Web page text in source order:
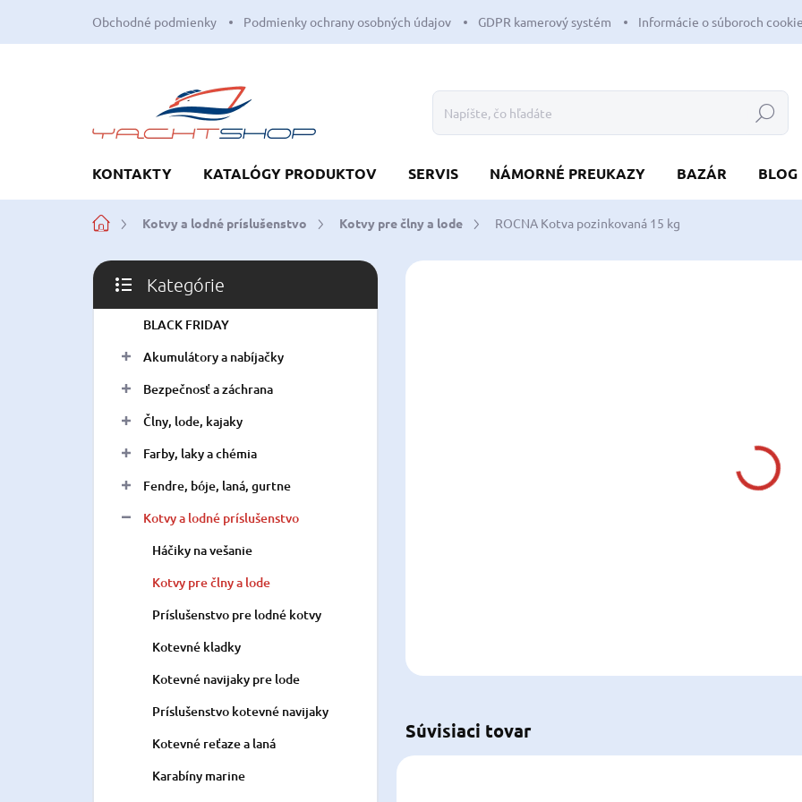
obsah
Obchodné podmienky Podmienky ochrany osobných údajov GDPR kamerový systém Informácie o súboroch
Hľadať
KONTAKTY KATALÓGY PRODUKTOV SERVIS NÁMORNÉ PREUKAZY BAZÁR BLOG
DomovKotvy a lodné príslušenstvo Kotvy pre člny a lode ROCNA Kotva pozinkovaná 15 kg
B
č
Preskočiť
kategórie
Kategórie
BLACK FRIDAY
Akumulátory a nabíjačky
Bezpečnosť a záchrana
Člny, lode, kajaky
Farby, laky a chémia
Fendre, bóje, laná, gurtne
Kotvy a lodné príslušenstvo
Háčiky na vešanie
Kotvy pre člny a lode
Príslušenstvo pre lodné kotvy
Kotevné kladky
Kotevné navijaky pre lode
Príslušenstvo kotevné navijaky
Kotevné reťaze a laná
Karabíny marine
Súvisiaci tovar